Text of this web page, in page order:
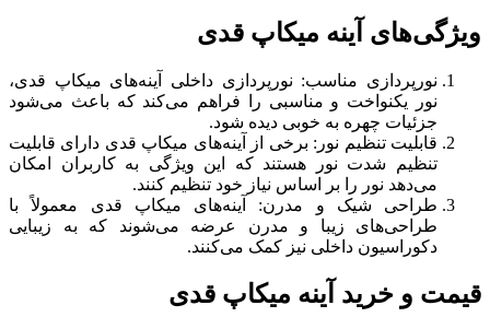
ویژگی‌های آینه میکاپ قدی
نورپردازی مناسب: نورپردازی داخلی آینه‌های میکاپ قدی،
نور یکنواخت و مناسبی را فراهم می‌کند که باعث می‌شود
جزئیات چهره به خوبی دیده شود.
قابلیت تنظیم نور: برخی از آینه‌های میکاپ قدی دارای قابلیت
تنظیم شدت نور هستند که این ویژگی به کاربران امکان
می‌دهد نور را بر اساس نیاز خود تنظیم کنند.
طراحی شیک و مدرن: آینه‌های میکاپ قدی معمولاً با
طراحی‌های زیبا و مدرن عرضه می‌شوند که به زیبایی
دکوراسیون داخلی نیز کمک می‌کنند.
قیمت و خرید آینه میکاپ قدی